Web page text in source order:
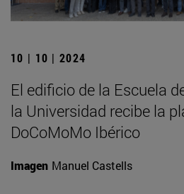
10 | 10 | 2024
El edificio de la Escuela
la Universidad recibe la
DoCoMoMo Ibérico
Imagen Manuel Castells